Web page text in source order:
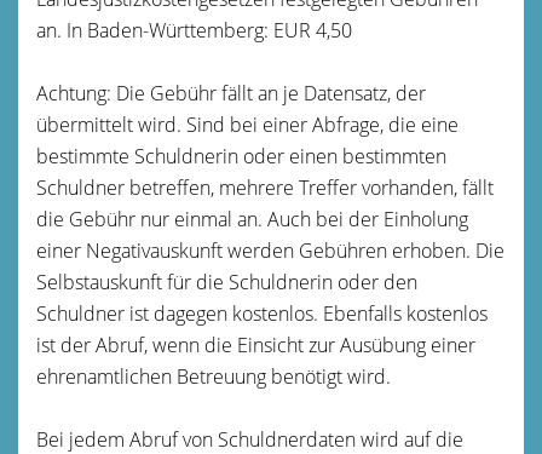
an. In Baden-Württemberg: EUR 4,50
Achtung: Die Gebühr fällt an je Datensatz, der
übermittelt wird. Sind bei einer Abfrage, die eine
bestimmte Schuldnerin oder einen bestimmten
Schuldner betreffen, mehrere Treffer vorhanden, fällt
die Gebühr nur einmal an. Auch bei der Einholung
einer Negativauskunft werden Gebühren erhoben. Die
Selbstauskunft für die Schuldnerin oder den
Schuldner ist dagegen kostenlos. Ebenfalls kostenlos
ist der Abruf, wenn die Einsicht zur Ausübung einer
ehrenamtlichen Betreuung benötigt wird.
Bei jedem Abruf von Schuldnerdaten wird auf die